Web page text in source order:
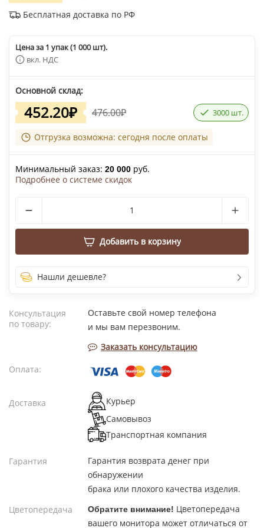
Бесплатная доставка по РФ
Цена за 1 упак (1 000 шт).
вкл. НДС
Основной склад:
452.20₽ 476.00₽ 3000 шт.
Отгрузка возможна: сегодня после оплаты
Минимальный заказ: 20 000 руб.
Подробнее о системе скидок
Добавить в корзину
Нашли дешевле?
Консультация
по товару:
Оставьте свой номер телефона
и мы вам перезвоним.
Заказать консультацию
Оплата:
Доставка
Курьер
Самовывоз
Транспортная компания
Гарантия
Гарантия возврата денег при
обнаружении
брака или плохого качества изделия.
Цветопередача
Обратите внимание! Цветопередача
вашего монитора может отличаться от